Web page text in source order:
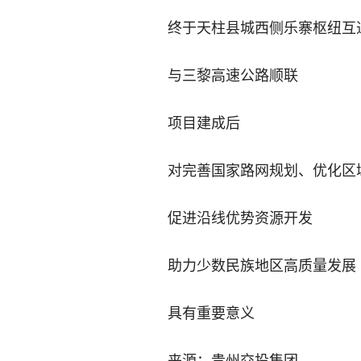
终于天柱县城西侧乐寨枢纽互
与三黎高速公路顺联
项目建成后
对完善国家路网规划、优化区
促进沿线优势资源开发
助力少数民族地区高质量发展
具有重要意义